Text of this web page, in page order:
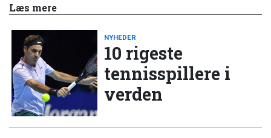
Læs mere
NYHEDER
10 rigeste
tennisspillere i
verden